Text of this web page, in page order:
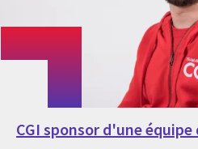
CGI sponsor d'une